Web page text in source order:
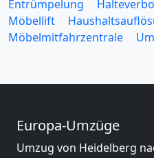
Entrümpelung
Möbellift
Möbelmitfahrzentrale
Europa-Umzüge
Umzug von Heidelberg